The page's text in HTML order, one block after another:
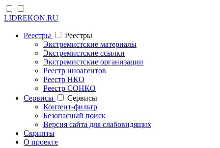
LIDREKON.RU
Реестры
Реестры
Экстремистские материалы
Экстремистские ссылки
Экстремистские организации
Реестр иноагентов
Реестр НКО
Реестр СОНКО
Cервисы
Cервисы
Контент-фильтр
Безопасный поиск
Версия сайта для слабовидящих
Скрипты
О проекте